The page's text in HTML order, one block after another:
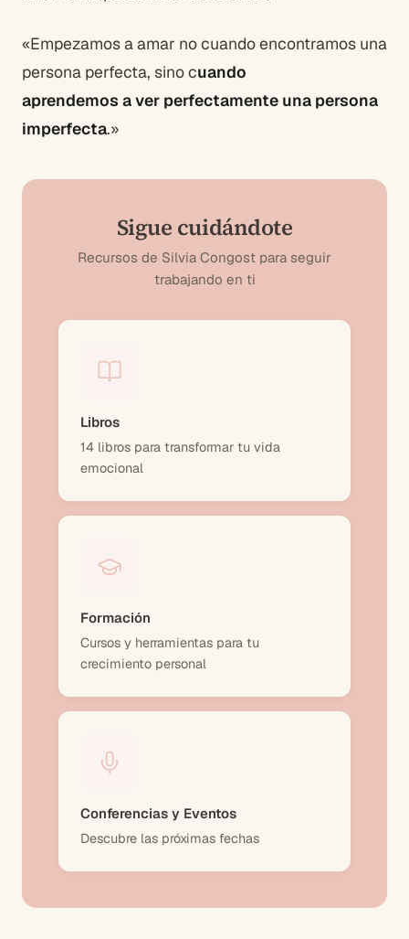
«Empezamos a amar no cuando encontramos una
persona perfecta, sino cuando
aprendemos a ver perfectamente una persona
imperfecta.»
Sigue cuidándote
Recursos de Silvia Congost para seguir
trabajando en ti
Libros
14 libros para transformar tu vida
emocional
Formación
Cursos y herramientas para tu
crecimiento personal
Conferencias y Eventos
Descubre las próximas fechas